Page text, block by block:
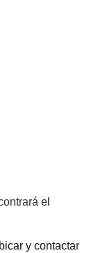
el
y contactar